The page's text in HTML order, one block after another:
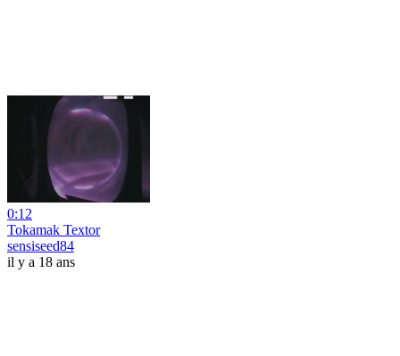
0:12
Tokamak Textor
sensiseed84
il y a 18 ans